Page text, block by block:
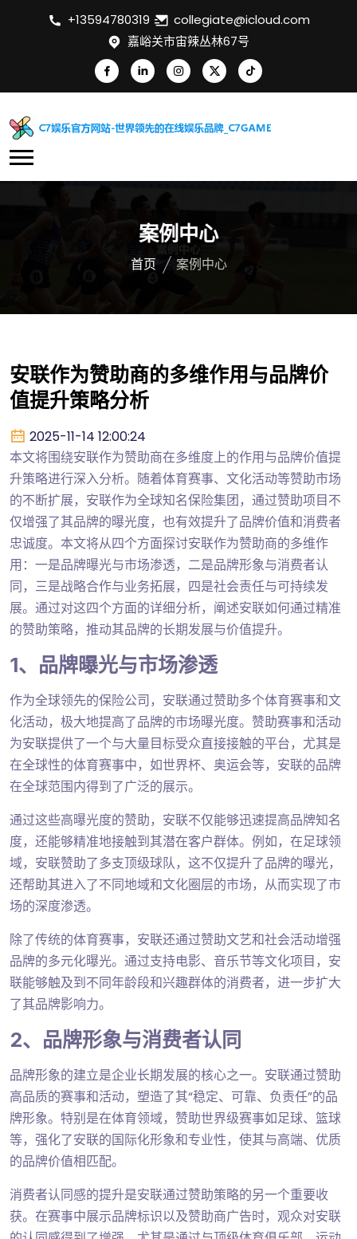
+13594780319
collegiate@icloud.com
嘉峪关市宙辣丛林67号
案例中心
首页 案例中心
安联作为赞助商的多维作用与品牌价
值提升策略分析
2025-11-14 12:00:24
本文将围绕安联作为赞助商在多维度上的作用与品牌价值提
升策略进行深入分析。随着体育赛事、文化活动等赞助市场
的不断扩展，安联作为全球知名保险集团，通过赞助项目不
仅增强了其品牌的曝光度，也有效提升了品牌价值和消费者
忠诚度。本文将从四个方面探讨安联作为赞助商的多维作
用：一是品牌曝光与市场渗透，二是品牌形象与消费者认
同，三是战略合作与业务拓展，四是社会责任与可持续发
展。通过对这四个方面的详细分析，阐述安联如何通过精准
的赞助策略，推动其品牌的长期发展与价值提升。
1、品牌曝光与市场渗透
作为全球领先的保险公司，安联通过赞助多个体育赛事和文
化活动，极大地提高了品牌的市场曝光度。赞助赛事和活动
为安联提供了一个与大量目标受众直接接触的平台，尤其是
在全球性的体育赛事中，如世界杯、奥运会等，安联的品牌
在全球范围内得到了广泛的展示。
通过这些高曝光度的赞助，安联不仅能够迅速提高品牌知名
度，还能够精准地接触到其潜在客户群体。例如，在足球领
域，安联赞助了多支顶级球队，这不仅提升了品牌的曝光，
还帮助其进入了不同地域和文化圈层的市场，从而实现了市
场的深度渗透。
除了传统的体育赛事，安联还通过赞助文艺和社会活动增强
品牌的多元化曝光。通过支持电影、音乐节等文化项目，安
联能够触及到不同年龄段和兴趣群体的消费者，进一步扩大
了其品牌影响力。
2、品牌形象与消费者认同
品牌形象的建立是企业长期发展的核心之一。安联通过赞助
高品质的赛事和活动，塑造了其“稳定、可靠、负责任”的品
牌形象。特别是在体育领域，赞助世界级赛事如足球、篮球
等，强化了安联的国际化形象和专业性，使其与高端、优质
的品牌价值相匹配。
消费者认同感的提升是安联通过赞助策略的另一个重要收
获。在赛事中展示品牌标识以及赞助商广告时，观众对安联